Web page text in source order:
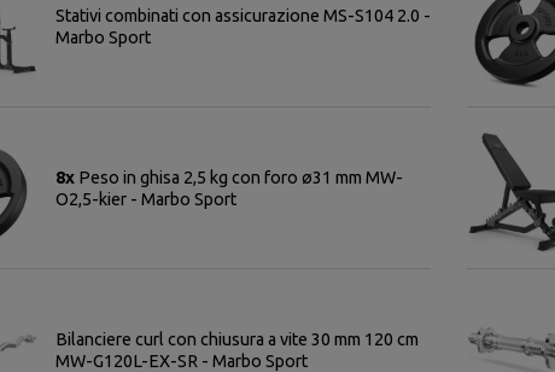
Stativi combinati con assicurazione MS-S104 2.0 -
Marbo Sport
8x Peso in ghisa 2,5 kg con foro ø31 mm MW-
O2,5-kier - Marbo Sport
Bilanciere curl con chiusura a vite 30 mm 120 cm
MW-G120L-EX-SR - Marbo Sport